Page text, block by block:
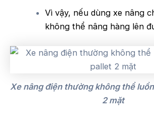
Vì vậy, nếu dùng xe nâng
không thể nâng hàng lên
Xe nâng điện thường không thể
2 mặt